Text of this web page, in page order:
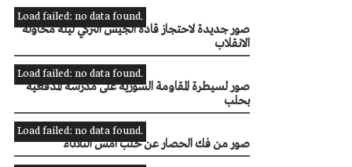
Load failed: no data found.
صور جديدة لاحتجاز قادة الجيش التركي ليلة محاولة
الانقلاب
Load failed: no data found.
صور لسيطرة المقاومة السورية على مدرسة المدفعية
بحلب
Load failed: no data found.
صور من فك الحصار عن حلب أمس الثلاثاء